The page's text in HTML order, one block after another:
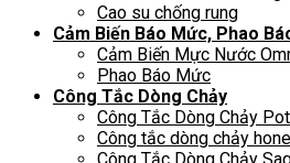
Cao su chống rung
Cảm Biến Báo Mức, Phao
Cảm Biến Mực Nước
Phao Báo Mức
Công Tắc Dòng Chảy
Công Tắc Dòng Chảy
Công tắc dòng chảy